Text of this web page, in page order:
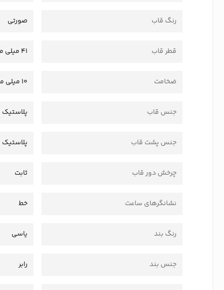
رنگ قاب صورتی
قطر قاب 41 میلی متر
ضخامت 10 میلی متر
جنس قاب
جنس پشت قاب پلاستیک
چرخش دور قاب ثابت
نشانگرهای ساعت خط
رنگ بند یاسی
جنس بند رابر